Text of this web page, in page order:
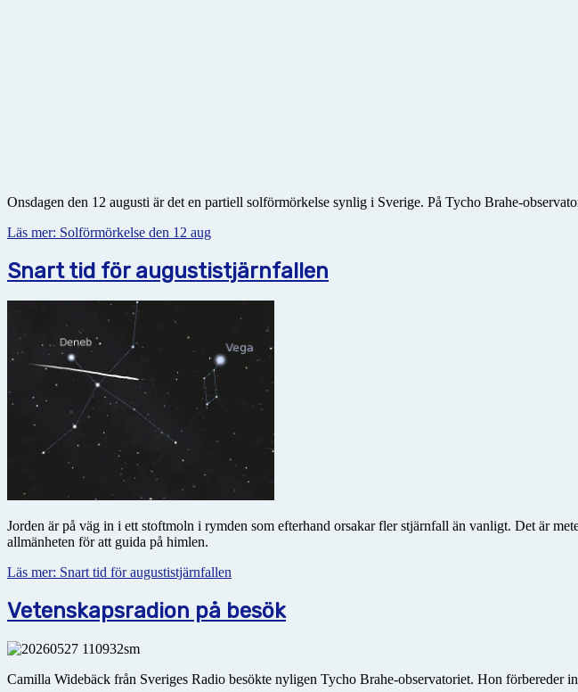
Onsdagen den 12 augusti är det en partiell solförmörkelse synlig i Sverige. På Tycho Brahe-
Läs mer: Solförmörkelse den 12 aug
Snart tid för augustistjärnfallen
Jorden är på väg in i ett stoftmoln i rymden som efterhand orsakar fler stjärnfall än vanligt. Det är
allmänheten för att guida på himlen.
Läs mer: Snart tid för augustistjärnfallen
Vetenskapsradion på besök
Camilla Widebäck från Sveriges Radio besökte nyligen Tycho Brahe-observatoriet. Hon förbereder